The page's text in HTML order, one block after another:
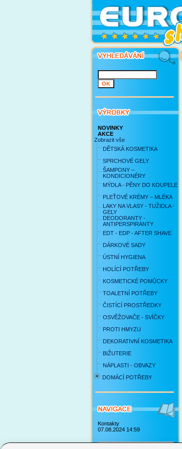
NOVINKY
AKCE
Zobrazit vše
DĚTSKÁ KOSMETIKA
SPRCHOVÉ GELY
ŠAMPONY –
KONDICIONÉRY
MÝDLA - PĚNY DO KOUPELE
PLEŤOVÉ KRÉMY – MLÉKA
LAKY NA VLASY - TUŽIDLA -
GELY
DEODORANTY -
ANTIPERSPIRANTY
EDT - EDP - AFTER SHAVE
DÁRKOVÉ SADY
ÚSTNÍ HYGIENA
HOLÍCÍ POTŘEBY
KOSMETICKÉ POMŮCKY
TOALETNÍ POTŘEBY
ČISTÍCÍ PROSTŘEDKY
OSVĚŽOVAČE - SVÍČKY
PROTI HMYZU
DEKORATIVNÍ KOSMETIKA
BIŽUTERIE
NÁPLASTI - OBVAZY
DOMÁCÍ POTŘEBY
Kontakty
07.08.2024 14:59